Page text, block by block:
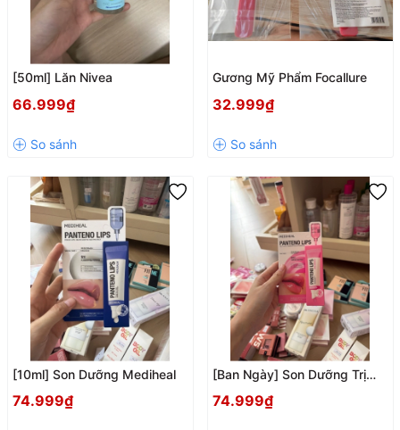
[50ml] Lăn Nivea
66.999₫
Gương Mỹ Phẩm Focallure
32.999₫
[10ml] Son Dưỡng Mediheal
74.999₫
[Ban Ngày] Son Dưỡng Trị
Nhạt
74.999₫